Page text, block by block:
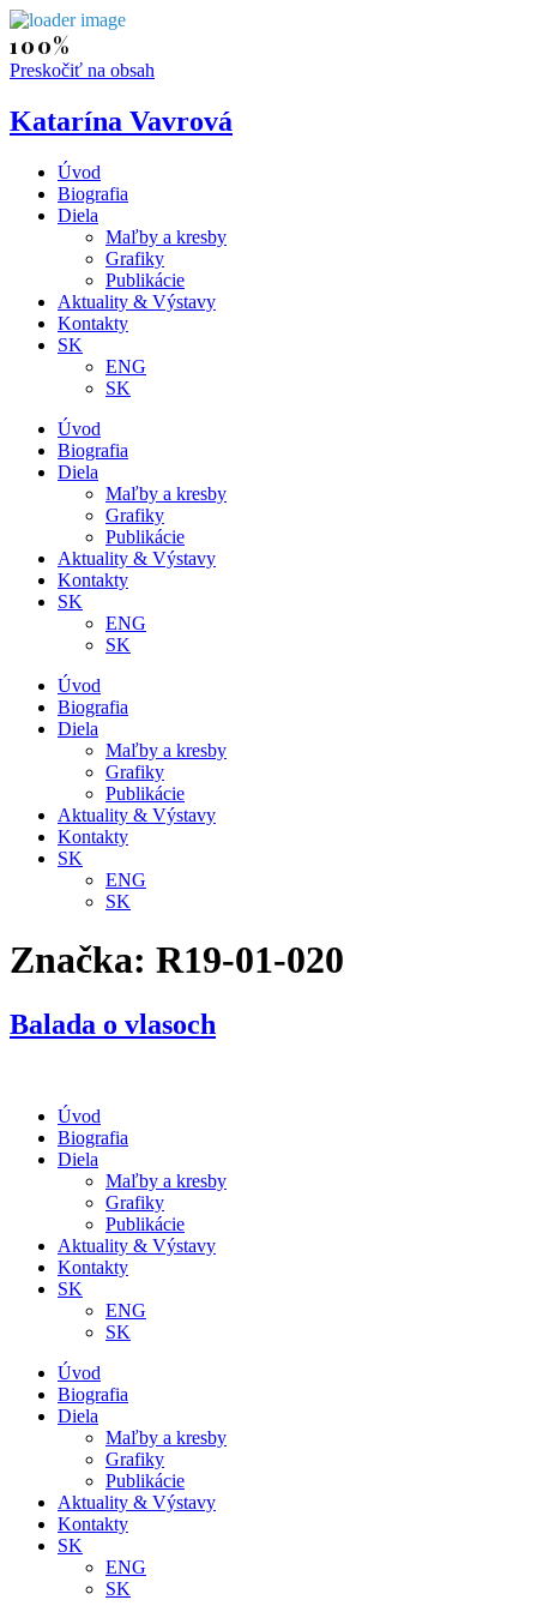
Preskočiť na obsah
Katarína Vavrová
Úvod
Biografia
Diela
Maľby a kresby
Grafiky
Publikácie
Aktuality & Výstavy
Kontakty
SK
ENG
SK
Úvod
Biografia
Diela
Maľby a kresby
Grafiky
Publikácie
Aktuality & Výstavy
Kontakty
SK
ENG
SK
Úvod
Biografia
Diela
Maľby a kresby
Grafiky
Publikácie
Aktuality & Výstavy
Kontakty
SK
ENG
SK
Značka: R19-01-020
Balada o vlasoch
Úvod
Biografia
Diela
Maľby a kresby
Grafiky
Publikácie
Aktuality & Výstavy
Kontakty
SK
ENG
SK
Úvod
Biografia
Diela
Maľby a kresby
Grafiky
Publikácie
Aktuality & Výstavy
Kontakty
SK
ENG
SK